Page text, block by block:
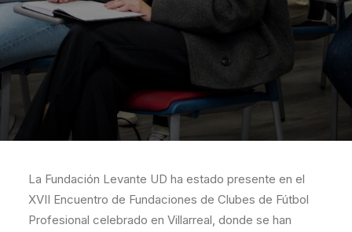
La Fundación Levante UD ha estado presente en el
XVII Encuentro de Fundaciones de Clubes de Fútbol
Profesional celebrado en Villarreal, donde se han